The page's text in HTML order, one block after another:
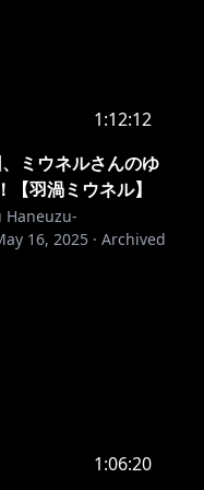
1:12:12
、ミウネルさんのゆ
羽渦ミウネル】
Haneuzu-
16, 2025 · Archived
1:06:20